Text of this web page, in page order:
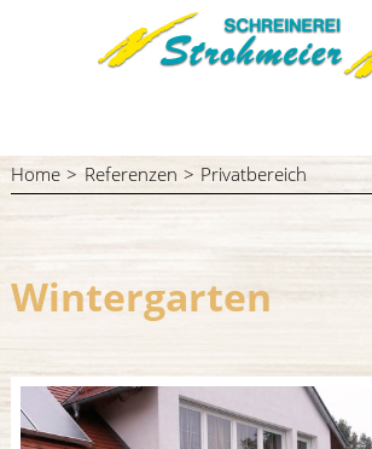
Home Referenzen Privatbereich
Wintergarten